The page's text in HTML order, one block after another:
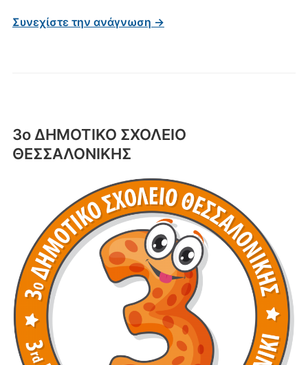
3ο ΔΗΜΟΤΙΚΟ ΣΧΟΛΕΙΟ
ΘΕΣΣΑΛΟΝΙΚΗΣ
Συνεχίστε την ανάγνωση →